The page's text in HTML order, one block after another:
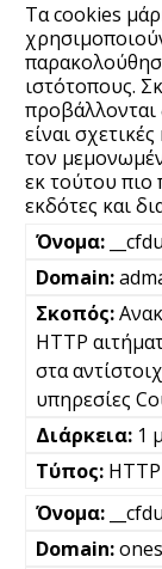
Τα cookies
ιστότοπους.
προβάλλονται
είναι
τον
εκ τούτου πιο
εκδότες και
HTTP
στα
υπηρεσίες
1
HTTP